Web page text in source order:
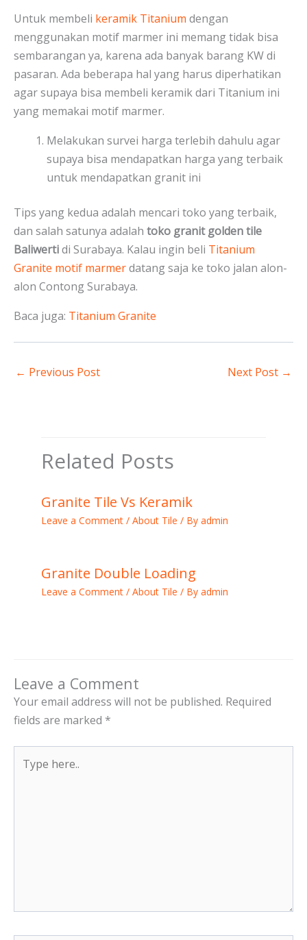
Untuk membeli keramik Titanium dengan
menggunakan motif marmer ini memang tidak bisa
sembarangan ya, karena ada banyak barang KW di
pasaran. Ada beberapa hal yang harus diperhatikan
agar supaya bisa membeli keramik dari Titanium ini
yang memakai motif marmer.
Melakukan survei harga terlebih dahulu agar
supaya bisa mendapatkan harga yang terbaik
untuk mendapatkan granit ini
Tips yang kedua adalah mencari toko yang terbaik,
dan salah satunya adalah toko granit golden tile
Baliwertidi Surabaya. Kalau ingin beli Titanium
Granite motif marmerdatang saja ke toko jalan alon-
alon Contong Surabaya.
Baca juga: Titanium Granite
← Previous Post Next Post →
Related Posts
Granite Tile Vs Keramik
Leave a Comment / About Tile / By admin
Granite Double Loading
Leave a Comment / About Tile / By admin
Leave a Comment
Your email address will not be published. Required
fields are marked *
here..